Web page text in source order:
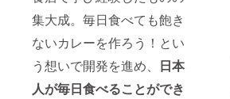
集大成。毎日食べても飽き
ないカレーを作ろう！とい
う想いで開発を進め、 日本
人が毎日食べることができ